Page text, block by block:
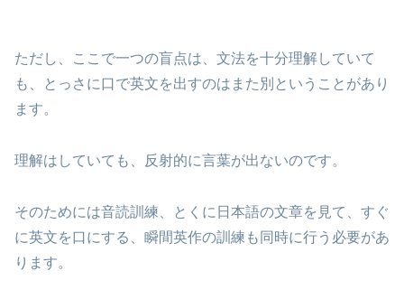
ただし、ここで一つの盲点は、文法を十分理解していて
も、とっさに口で英文を出すのはまた別ということがあり
ます。
理解はしていても、反射的に言葉が出ないのです。
そのためには音読訓練、とくに日本語の文章を見て、すぐ
に英文を口にする、瞬間英作の訓練も同時に行う必要があ
ります。